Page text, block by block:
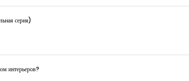
серия)
интерьеров?